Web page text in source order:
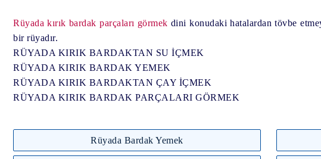
Rüyada kırık bardak parçaları görmek dini konudaki hatalardan tövbe
bir rüyadır.
RÜYADA KIRIK BARDAKTAN SU İÇMEK
RÜYADA KIRIK BARDAK YEMEK
RÜYADA KIRIK BARDAKTAN ÇAY İÇMEK
RÜYADA KIRIK BARDAK PARÇALARI GÖRMEK
Rüyada Bardak Yemek